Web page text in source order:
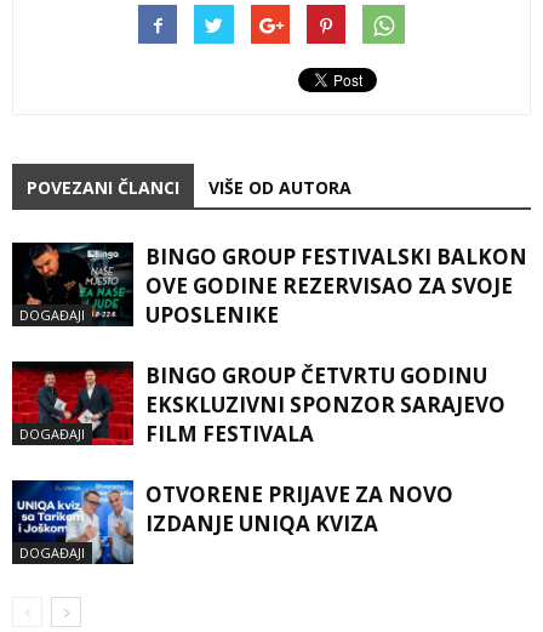
POVEZANI ČLANCI VIŠE OD AUTORA
DOGAĐAJI
BINGO GROUP FESTIVALSKI BALKON
OVE GODINE REZERVISAO ZA SVOJE
UPOSLENIKE
DOGAĐAJI
BINGO GROUP ČETVRTU GODINU
EKSKLUZIVNI SPONZOR SARAJEVO
FILM FESTIVALA
DOGAĐAJI
OTVORENE PRIJAVE ZA NOVO
IZDANJE UNIQA KVIZA